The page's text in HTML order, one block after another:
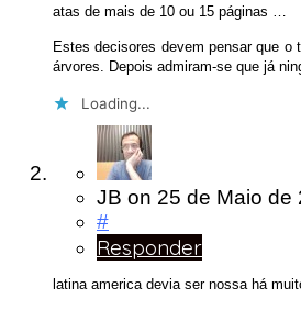
atas de mais de 10 ou 15 páginas …
Estes decisores devem pensar que o
árvores. Depois admiram-se que já
Loading...
JB on 25 de Maio de
#
Responder
latina america devia ser nossa há